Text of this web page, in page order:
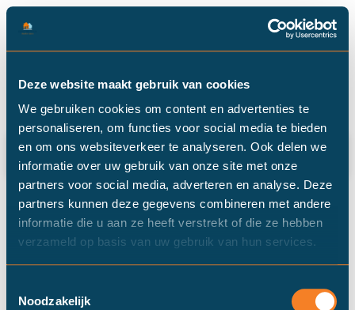
Deze website maakt gebruik van cookies
We gebruiken cookies om content en advertenties te
personaliseren, om functies voor social media te bieden
en om ons websiteverkeer te analyseren. Ook delen we
informatie over uw gebruik van onze site met onze
partners voor social media, adverteren en analyse. Deze
partners kunnen deze gegevens combineren met andere
informatie die u aan ze heeft verstrekt of die ze hebben
verzameld op basis van uw gebruik van hun services.
Noodzakelijk
Categorie: aankoopcoach
Waarom een aankoopcoach- of makelaar
inschakelen?